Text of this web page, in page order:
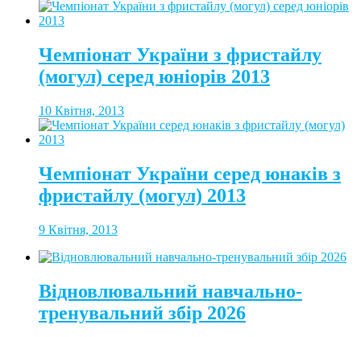
Чемпіонат України з фристайлу
(могул) серед юніорів 2013
10 Квітня, 2013
Чемпіонат України серед юнаків з
фристайлу (могул) 2013
9 Квітня, 2013
Відновлювальний навчально-
тренувальний збір 2026